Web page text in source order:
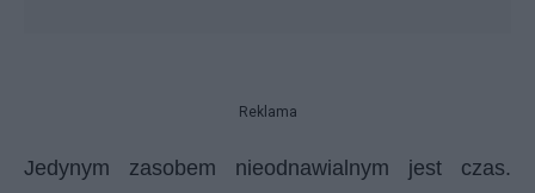
Reklama
Jedynym zasobem nieodnawialnym jest czas.